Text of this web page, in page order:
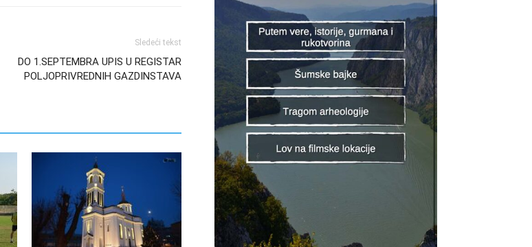
Sledeći tekst
DO 1.SEPTEMBRA UPIS U REGISTAR
POLJOPRIVREDNIH GAZDINSTAVA